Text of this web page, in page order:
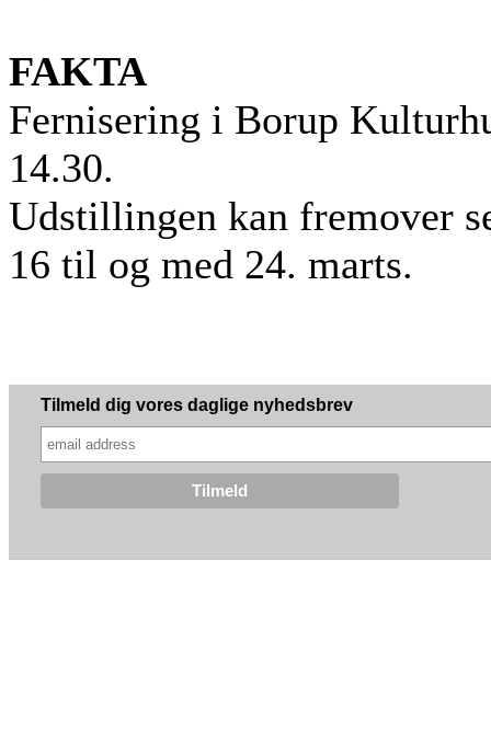
FAKTA
Fernisering i Borup
14.30.
Udstillingen kan fremover
16 til og med 24. marts.
Tilmeld dig vores daglige nyhedsbrev